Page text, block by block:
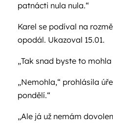
patnácti nula nula.“
Karel se podíval na
opodál. Ukazoval 15.01.
„Tak snad byste to mohla
„Nemohla,“ prohlásila
pondělí.“
„Ale já už nemám